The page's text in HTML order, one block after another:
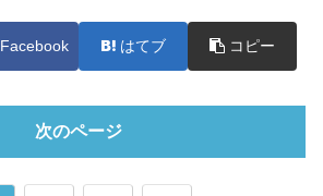
Facebook はてブ コピー
次のページ